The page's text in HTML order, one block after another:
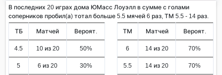
В последних 20 играх дома ЮМасс Лоуэлл в сумме с голами
соперников пробил(а) тотал больше 5.5 мячей 6 раз, ТМ 5.5 - 14 раз.
ТБ Матчей Вероят.
4.5 10 из 20 50%
5 6 из 20 30%
ТМ Матчей Вероят.
6 14 из 20 70%
5.5 14 из 20 70%